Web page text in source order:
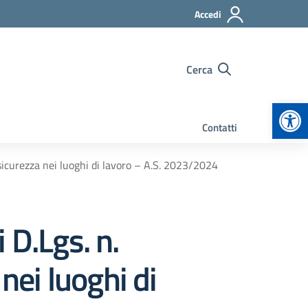
Accedi
Cerca
Contatti
nei luoghi di lavoro – A.S. 2023/2024
n.
luoghi di